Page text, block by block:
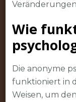
Wie
Die anonyme
funktioniert in
Weisen, um